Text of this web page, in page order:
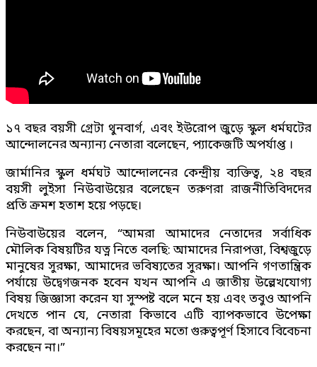
১৭ বছর বয়সী গ্রেটা থুনবার্গ, এবং ইউরোপ জুড়ে স্কুল ধর্মঘটের
আন্দোলনের অন্যান্য নেতারা বলেছেন, প্যাকেজটি অপর্যাপ্ত ।
জার্মানির স্কুল ধর্মঘট আন্দোলনের কেন্দ্রীয় ব্যক্তিত্ব, ২৪ বছর
বয়সী লুইসা নিউবাউয়ের বলেছেন তরুণরা রাজনীতিবিদদের
প্রতি ক্রমশ হতাশ হয়ে পড়ছে।
নিউবাউয়ের বলেন, “আমরা আমাদের নেতাদের সর্বাধিক
মৌলিক বিষয়টির যত্ন নিতে বলছি: আমাদের নিরাপত্তা, বিশ্বজুড়ে
মানুষের সুরক্ষা, আমাদের ভবিষ্যতের সুরক্ষা। আপনি গণতান্ত্রিক
পর্যায়ে উদ্বেগজনক হবেন যখন আপনি এ জাতীয় উল্লেখযোগ্য
বিষয় জিজ্ঞাসা করেন যা সুস্পষ্ট বলে মনে হয় এবং তবুও আপনি
দেখতে পান যে, নেতারা কিভাবে এটি ব্যাপকভাবে উপেক্ষা
করছেন, বা অন্যান্য বিষয়সমূহের মতো গুরুত্বপূর্ণ হিসাবে বিবেচনা
করছেন না।”